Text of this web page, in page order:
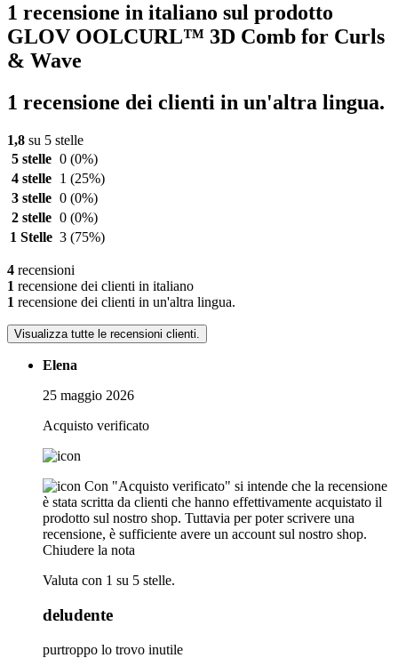
1 recensione in italiano sul prodotto
GLOV OOLCURL™ 3D Comb for Curls
& Wave
1 recensione dei clienti in un'altra lingua.
1,8 su 5 stelle
5 stelle 0 (0%)
4 stelle
1 (25%)
3 stelle 0 (0%)
2 stelle 0 (0%)
1 Stelle 3 (75%)
4 recensioni
1 recensione dei clienti in italiano
1 recensione dei clienti in un'altra lingua.
Visualizza tutte le recensioni clienti.
Elena
25 maggio 2026
Acquisto verificato
Con "Acquisto verificato" si intende che la recensione
è stata scritta da clienti che hanno effettivamente acquistato il
prodotto sul nostro shop. Tuttavia per poter scrivere una
recensione, è sufficiente avere un account sul nostro shop.
Chiudere la nota
Valuta con 1 su 5 stelle.
deludente
purtroppo lo trovo inutile